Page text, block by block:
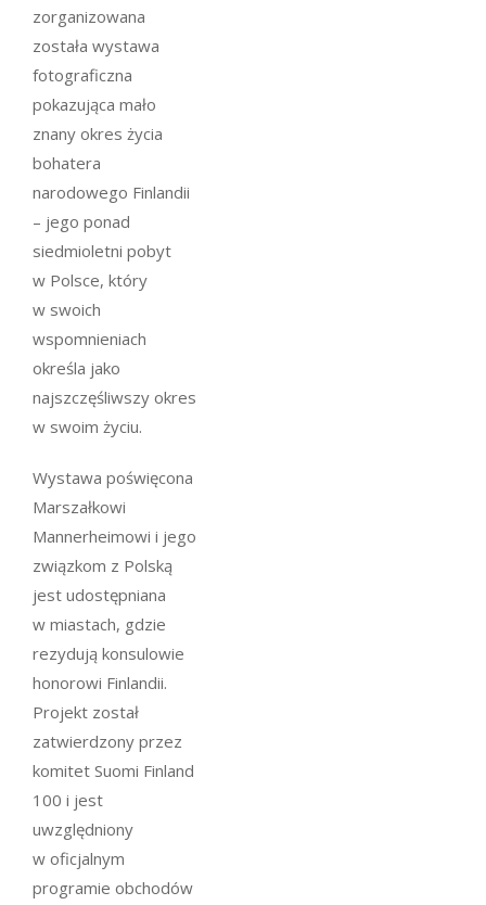
zorganizowana
została wystawa
fotograficzna
pokazująca mało
znany okres życia
bohatera
narodowego Finlandii
– jego ponad
siedmioletni pobyt
w Polsce, który
w swoich
wspomnieniach
określa jako
najszczęśliwszy okres
w swoim życiu.
Wystawa poświęcona
Marszałkowi
Mannerheimowi i jego
związkom z Polską
jest udostępniana
w miastach, gdzie
rezydują konsulowie
honorowi Finlandii.
Projekt został
zatwierdzony przez
komitet Suomi Finland
100 i jest
uwzględniony
w oficjalnym
programie obchodów